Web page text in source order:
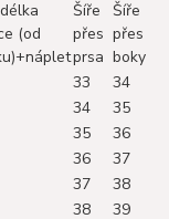
(od
Šíře
přes
prsa
Šíře
přes
boky
33
34
34
35
35
36
36
37
37
38
38
39